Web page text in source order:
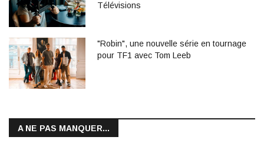
Télévisions
"Robin", une nouvelle série en tournage
pour TF1 avec Tom Leeb
A NE PAS MANQUER...